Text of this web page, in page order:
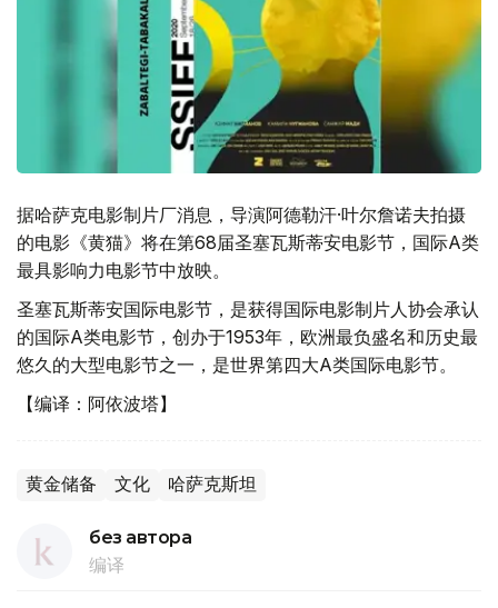
据哈萨克电影制片厂消息，导演阿德勒汗·叶尔詹诺夫拍摄
的电影《黄猫》将在第68届圣塞瓦斯蒂安电影节，国际A类
最具影响力电影节中放映。
圣塞瓦斯蒂安国际电影节，是获得国际电影制片人协会承认
的国际A类电影节，创办于1953年，欧洲最负盛名和历史最
悠久的大型电影节之一，是世界第四大A类国际电影节。
【编译：阿依波塔】
黄金储备 文化 哈萨克斯坦
без автора
编译